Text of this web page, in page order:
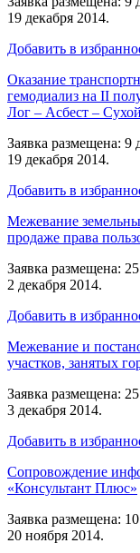
19 декабря 2014.
Добавить в
Оказание
гемодиализ на II
Лог – Асбест –
Заявка размещена: 9
19 декабря 2014.
Добавить в
Межевание
продаже права
Заявка размещена:
2 декабря 2014.
Добавить в
Межевание и
участков, занятых
Заявка размещена:
3 декабря 2014.
Добавить в
Сопровождение
«Консультант Плюс»
Заявка размещена:
20 ноября 2014.